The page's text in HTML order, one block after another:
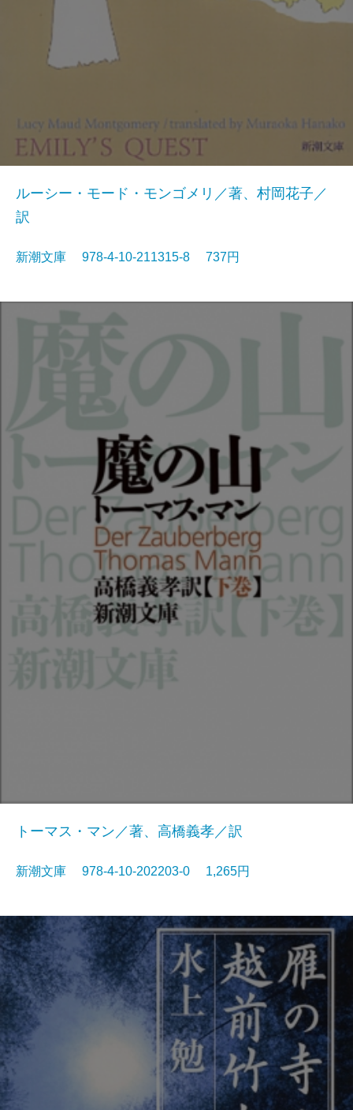
ルーシー・モード・モンゴメリ／著、村岡花子／
訳
新潮文庫 978-4-10-211315-8 737円
トーマス・マン／著、高橋義孝／訳
新潮文庫 978-4-10-202203-0 1,265円